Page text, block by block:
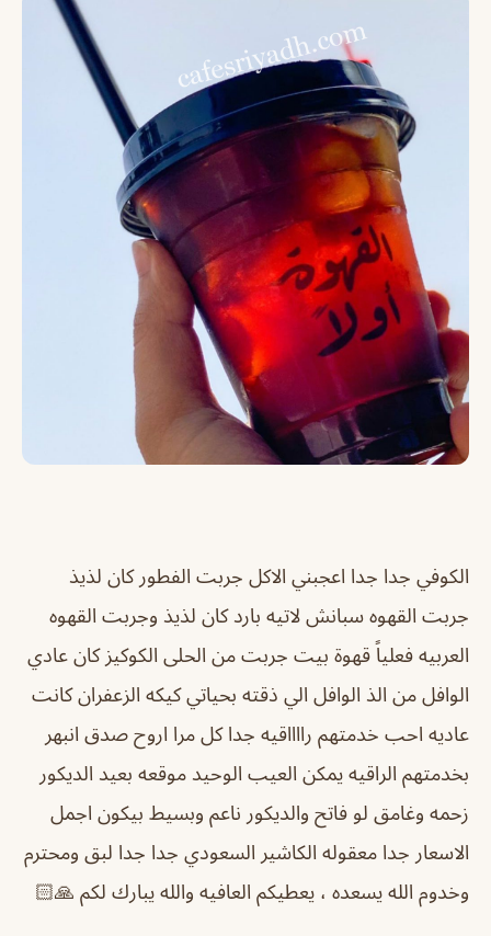
الكوفي جدا جدا اعجبني الاكل جربت الفطور كان لذيذ
جربت القهوه سبانش لاتيه بارد كان لذيذ وجربت القهوه
العربيه فعلياً قهوة بيت جربت من الحلى الكوكيز كان عادي
الوافل من الذ الوافل الي ذقته بحياتي كيكه الزعفران كانت
عاديه احب خدمتهم رااااقيه جدا كل مرا اروح صدق انبهر
بخدمتهم الراقيه يمكن العيب الوحيد موقعه بعيد الديكور
زحمه وغامق لو فاتح والديكور ناعم وبسيط بيكون اجمل
الاسعار جدا معقوله الكاشير السعودي جدا جدا لبق ومحترم
وخدوم الله يسعده ، يعطيكم العافيه والله يبارك لكم 🙏🏻